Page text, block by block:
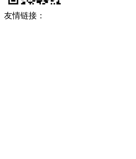
友情链接：